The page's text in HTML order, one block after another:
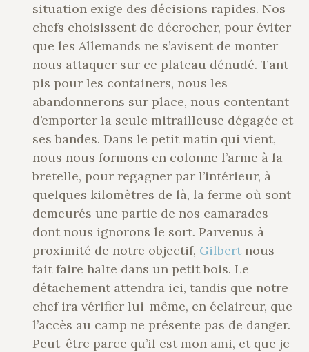
situation exige des décisions rapides. Nos
chefs choisissent de décrocher, pour éviter
que les Allemands ne s’avisent de monter
nous attaquer sur ce plateau dénudé. Tant
pis pour les containers, nous les
abandonnerons sur place, nous contentant
d’emporter la seule mitrailleuse dégagée et
ses bandes. Dans le petit matin qui vient,
nous nous formons en colonne l’arme à la
bretelle, pour regagner par l’intérieur, à
quelques kilomètres de là, la ferme où sont
demeurés une partie de nos camarades
dont nous ignorons le sort. Parvenus à
proximité de notre objectif, Gilbert nous
fait faire halte dans un petit bois. Le
détachement attendra ici, tandis que notre
chef ira vérifier lui-même, en éclaireur, que
l’accès au camp ne présente pas de danger.
Peut-être parce qu’il est mon ami, et que je